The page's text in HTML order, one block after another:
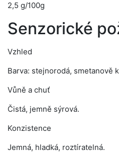
2,5 g/100g
Senzorické
Vzhled
Barva: stejnorodá, smetanově
Vůně a chuť
Čistá, jemně sýrová.
Konzistence
Jemná, hladká, roztíratelná.